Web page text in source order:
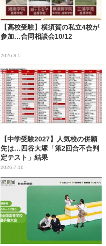
【高校受験】横須賀の私立4校が
参加…合同相談会10/12
2026.8.5
【中学受験2027】人気校の併願
先は…四谷大塚「第2回合不合判
定テスト」結果
2026.7.16